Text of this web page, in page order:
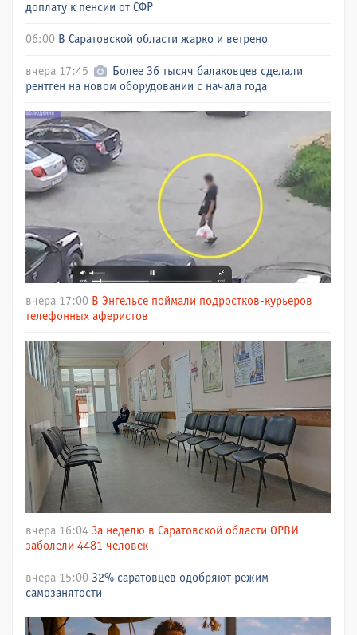
доплату к пенсии от СФР
06:00 В Саратовской области жарко и ветрено
вчера 17:45
Более 36 тысяч балаковцев сделали
рентген на новом оборудовании с начала года
вчера 17:00 В Энгельсе поймали подростков-курьеров
телефонных аферистов
вчера 16:04 За неделю в Саратовской области ОРВИ
заболели 4481 человек
вчера 15:00 32% саратовцев одобряют режим
самозанятости